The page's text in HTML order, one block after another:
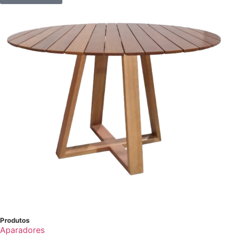
Produtos
Aparadores